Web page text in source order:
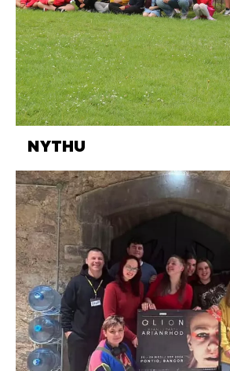
NYTHU